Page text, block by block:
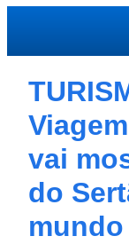
u
a
vai
do
mundo